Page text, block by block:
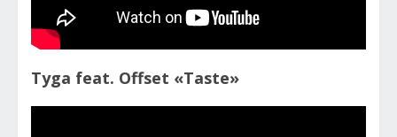
Tyga feat. Offset «Taste»